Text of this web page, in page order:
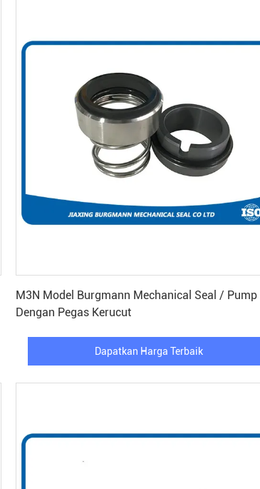
M3N Model Burgmann Mechanical Seal / Pump Seal
Dengan Pegas Kerucut
Dapatkan Harga Terbaik